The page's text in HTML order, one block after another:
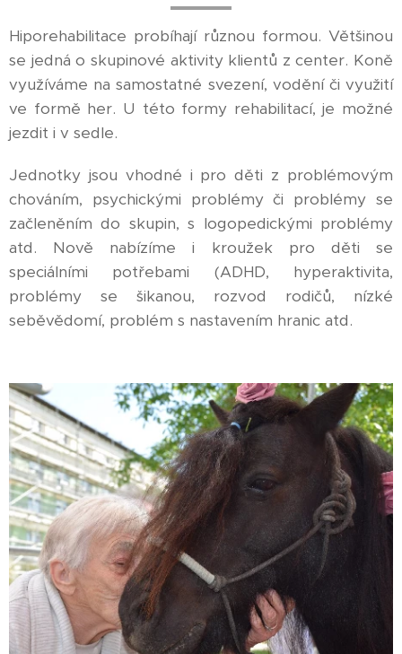
Hiporehabilitace probíhají různou formou. Většinou
se jedná o skupinové aktivity klientů z center. Koně
využíváme na samostatné svezení, vodění či využití
ve formě her. U této formy rehabilitací, je možné
jezdit i v sedle.
Jednotky jsou vhodné i pro děti z problémovým
chováním, psychickými problémy či problémy se
začleněním do skupin, s logopedickými problémy
atd. Nově nabízíme i kroužek pro děti se
speciálními potřebami (ADHD, hyperaktivita,
problémy se šikanou, rozvod rodičů, nízké
seběvědomí, problém s nastavením hranic atd.